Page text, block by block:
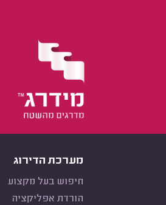
מערכת הדירוג
חיפוש בעל מקצוע
הורדת אפליקציה